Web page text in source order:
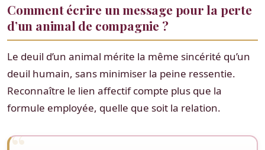
Comment écrire un message pour la perte
d’un animal de compagnie ?
Le deuil d’un animal mérite la même sincérité qu’un
deuil humain, sans minimiser la peine ressentie.
Reconnaître le lien affectif compte plus que la
formule employée, quelle que soit la relation.